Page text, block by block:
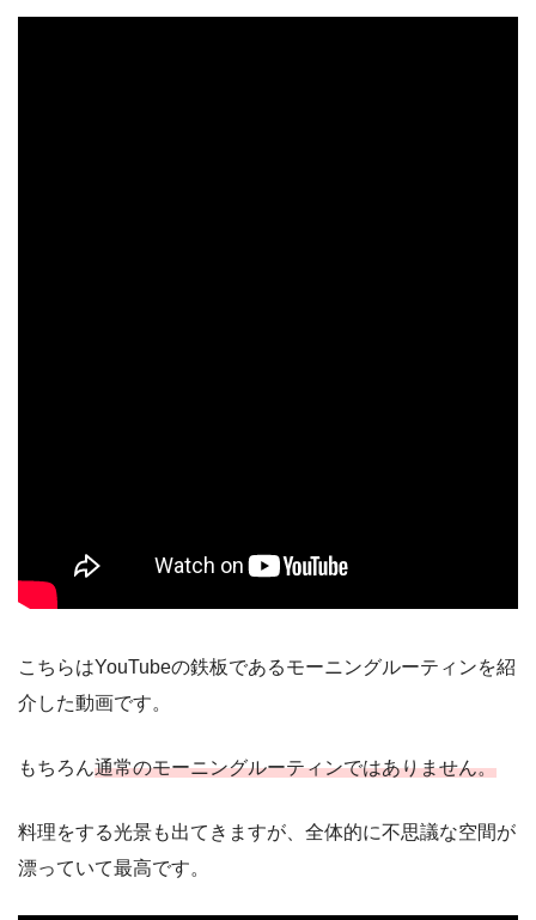
こちらはYouTubeの鉄板であるモーニングルーティンを紹
介した動画です。
もちろん通常のモーニングルーティンではありません。
料理をする光景も出てきますが、全体的に不思議な空間が
漂っていて最高です。